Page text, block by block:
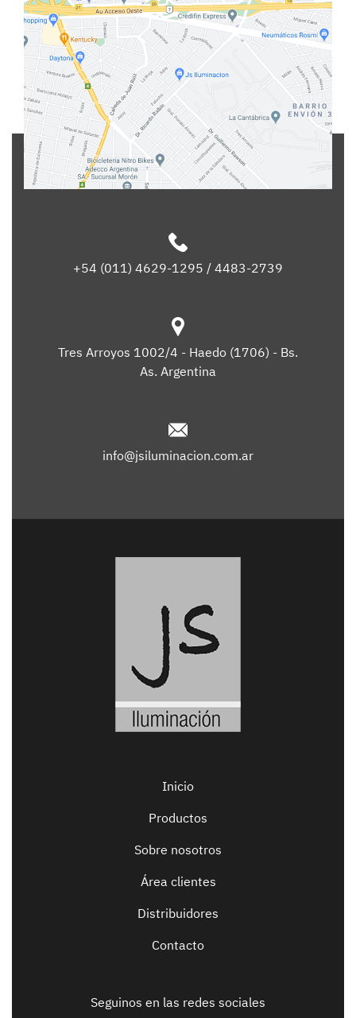
+54 (011) 4629-1295 / 4483-2739
Tres Arroyos 1002/4 - Haedo (1706) - Bs.
As. Argentina
info@jsiluminacion.com.ar
Inicio
Productos
Sobre nosotros
Área clientes
Distribuidores
Contacto
Seguinos en las redes sociales